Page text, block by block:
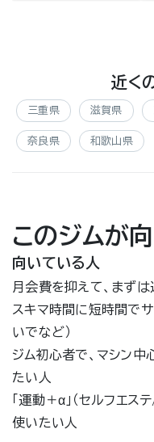
近く
三重県 滋賀県
奈良県 和歌山県
このジムが
向いている人
月会費を抑えて、まず
スキマ時間に短時間でサ
いでなど）
ジム初心者で、マシン中
たい人
「運動＋α」（セルフエ
使いたい人